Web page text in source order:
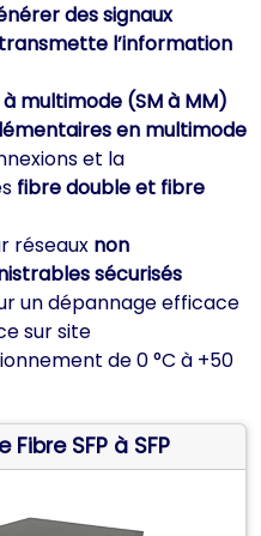
des signaux
l’information
multimode (SM à MM)
en multimode
et la
fibre double et fibre
réseaux non
sécurisés
un dépannage efficace
sur site
de 0 °C à +50
SFP à SFP